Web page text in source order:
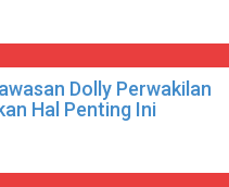
Dolly Perwakilan
Hal Penting Ini